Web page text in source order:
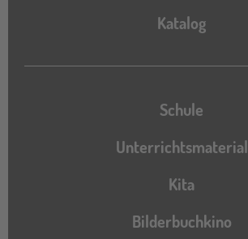
Katalog
Katalog
Schule
Unterrichtsmaterial
Kita
Bilderbuchkino